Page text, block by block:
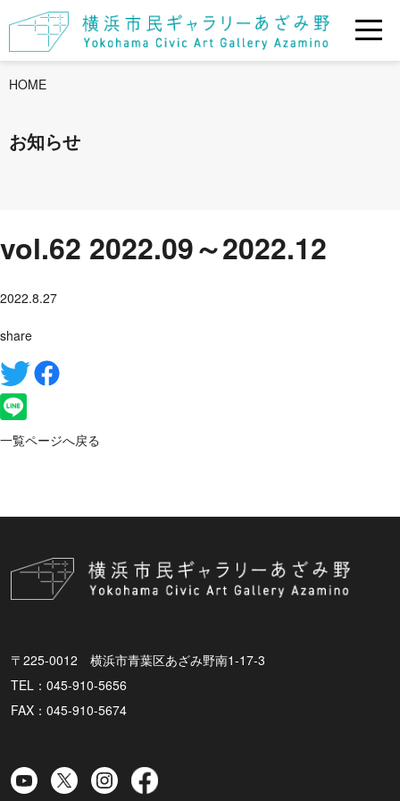
HOME
お知らせ
vol.62 2022.09～2022.12
2022.8.27
share
一覧ページへ戻る
〒225-0012 横浜市青葉区あざみ野南1-17-3
TEL：045-910-5656
FAX：045-910-5674